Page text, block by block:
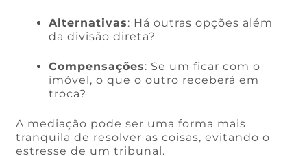
Alternativas: Há outras opções além
da divisão direta?
Compensações: Se um ficar com o
imóvel, o que o outro receberá em
troca?
A mediação pode ser uma forma mais
tranquila de resolver as coisas, evitando o
estresse de um tribunal.